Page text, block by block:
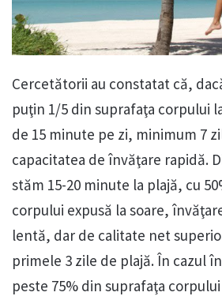
Cercetătorii au constatat că,
puţin 1/5 din suprafaţa corpului
de 15 minute pe zi, minimum 7
capacitatea de învăţare rapidă.
stăm 15-20 minute la plajă, cu
corpului expusă la soare,
lentă, dar de calitate net
primele 3 zile de plajă. În cazul
peste 75% din suprafaţa